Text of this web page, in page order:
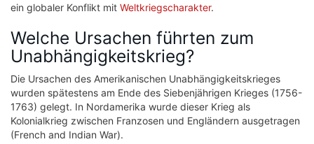
ein globaler Konflikt mit Weltkriegscharakter.
Welche Ursachen führten zum
Unabhängigkeitskrieg?
Die Ursachen des Amerikanischen Unabhängigkeitskrieges
wurden spätestens am Ende des Siebenjährigen Krieges (1756-
1763) gelegt. In Nordamerika wurde dieser Krieg als
Kolonialkrieg zwischen Franzosen und Engländern ausgetragen
(French and Indian War).